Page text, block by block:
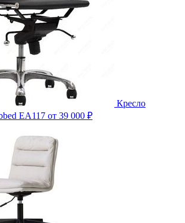
Кресло
EA117 от 39 000 ₽